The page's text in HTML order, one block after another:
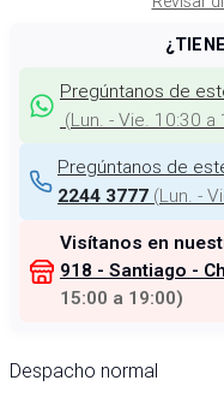
Pregúntanos de
(Lun. - Vie. 10:30
Pregúntanos de
2244 3777 (Lun. -
Visítanos en
918 - Santiago -
15:00 a 19:00)
Despacho normal